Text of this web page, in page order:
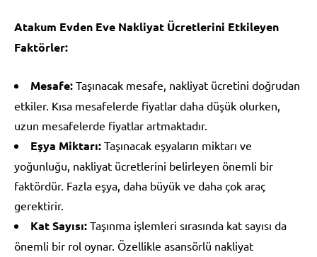
Atakum Evden Eve Nakliyat Ücretlerini Etkileyen
Faktörler:
Mesafe: Taşınacak mesafe, nakliyat ücretini doğrudan
etkiler. Kısa mesafelerde fiyatlar daha düşük olurken,
uzun mesafelerde fiyatlar artmaktadır.
Eşya Miktarı: Taşınacak eşyaların miktarı ve
yoğunluğu, nakliyat ücretlerini belirleyen önemli bir
faktördür. Fazla eşya, daha büyük ve daha çok araç
gerektirir.
Kat Sayısı: Taşınma işlemleri sırasında kat sayısı da
önemli bir rol oynar. Özellikle asansörlü nakliyat